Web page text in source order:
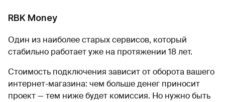
RBK Money
Один из наиболее старых сервисов, который
стабильно работает уже на протяжении 18 лет.
Стоимость подключения зависит от оборота вашего
интернет-магазина: чем больше денег приносит
проект — тем ниже будет комиссия. Но нужно быть